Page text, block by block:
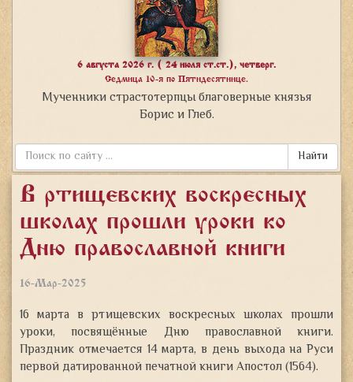
6 августа 2026 г. ( 24 июля ст.ст.), четверг.
Седмица 10-я по Пятидесятнице.
Мученники страстотерпцы благоверные князья
Борис и Глеб.
Найти
В ртищевских воскресных
школах прошли уроки ко
Дню православной книги
16-Мар-2025
16 марта в ртищевских воскресных школах прошли
уроки, посвящённые Дню православной книги.
Праздник отмечается 14 марта, в день выхода на Руси
первой датированной печатной книги Апостол (1564).